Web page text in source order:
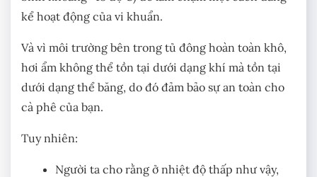
kể hoạt động của vi khuẩn.
Và vì môi trường bên trong tủ đông hoàn toàn khô,
hơi ẩm không thể tồn tại dưới dạng khí mà tồn tại
dưới dạng thể băng, do đó đảm bảo sự an toàn cho
cà phê của bạn.
Tuy nhiên:
Người ta cho rằng ở nhiệt độ thấp như vậy,